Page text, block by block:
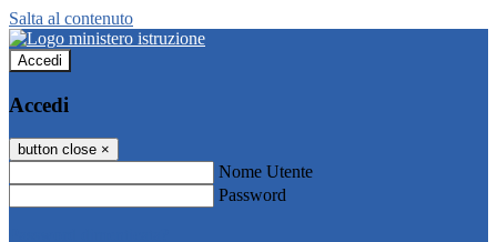
Salta al contenuto
Accedi
Accedi
button close ×
Nome Utente
Password